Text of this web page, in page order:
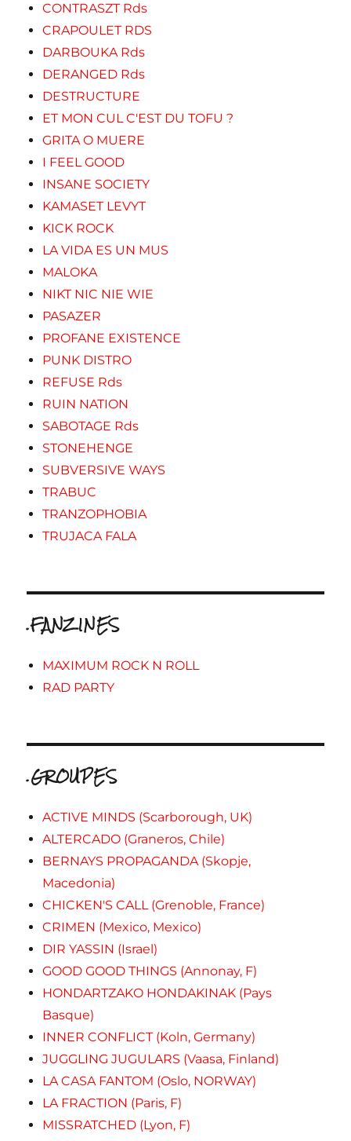
CONTRASZT Rds
CRAPOULET RDS
DARBOUKA Rds
DERANGED Rds
DESTRUCTURE
ET MON CUL C'EST DU TOFU ?
GRITA O MUERE
I FEEL GOOD
INSANE SOCIETY
KAMASET LEVYT
KICK ROCK
LA VIDA ES UN MUS
MALOKA
NIKT NIC NIE WIE
PASAZER
PROFANE EXISTENCE
PUNK DISTRO
REFUSE Rds
RUIN NATION
SABOTAGE Rds
STONEHENGE
SUBVERSIVE WAYS
TRABUC
TRANZOPHOBIA
TRUJACA FALA
.FANZINES
MAXIMUM ROCK N ROLL
RAD PARTY
.GROUPES
ACTIVE MINDS (Scarborough, UK)
ALTERCADO (Graneros, Chile)
BERNAYS PROPAGANDA (Skopje,
Macedonia)
CHICKEN'S CALL (Grenoble, France)
CRIMEN (Mexico, Mexico)
DIR YASSIN (Israel)
GOOD GOOD THINGS (Annonay, F)
HONDARTZAKO HONDAKINAK (Pays
Basque)
INNER CONFLICT (Koln, Germany)
JUGGLING JUGULARS (Vaasa, Finland)
LA CASA FANTOM (Oslo, NORWAY)
LA FRACTION (Paris, F)
MISSRATCHED (Lyon, F)